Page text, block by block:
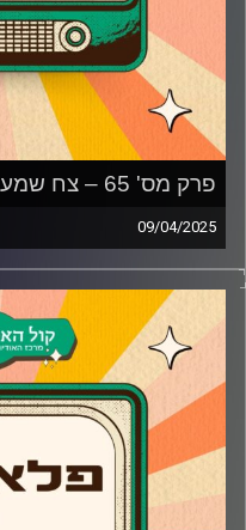
פרק מס' 65 – צח שמעון מארח את דניאל סלומון
09/04/2025
דניאל סלומון מגיע
המוזיקאי שכל שיר שלו
העבודה המוזיקלית לאורך
מתוכננת להיות חלק
והשיר שנכתב לאחר
הפסקה אחריו
קרדיט תמונות: